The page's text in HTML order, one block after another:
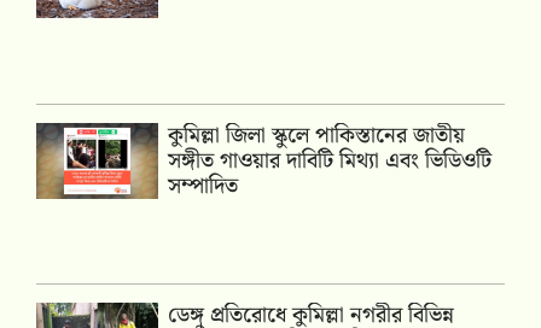
কুমিল্লা জিলা স্কুলে পাকিস্তানের জাতীয়
সঙ্গীত গাওয়ার দাবিটি মিথ্যা এবং ভিডিওটি
সম্পাদিত
ডেঙ্গু প্রতিরোধে কুমিল্লা নগরীর বিভিন্ন